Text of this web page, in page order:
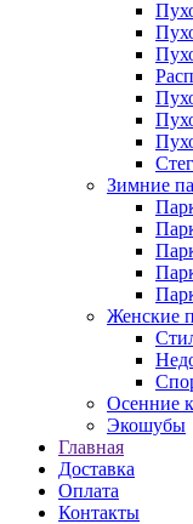
Зимние
Женские
Осенние
Экошубы
Главная
Доставка
Оплата
Контакты